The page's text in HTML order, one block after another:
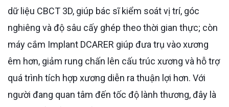
dữ liệu CBCT 3D, giúp bác sĩ kiểm soát vị trí, góc
nghiêng và độ sâu cấy ghép theo thời gian thực; còn
máy cắm Implant DCARER giúp đưa trụ vào xương
êm hơn, giảm rung chấn lên cấu trúc xương và hỗ trợ
quá trình tích hợp xương diễn ra thuận lợi hơn. Với
người đang quan tâm đến tốc độ lành thương, đây là